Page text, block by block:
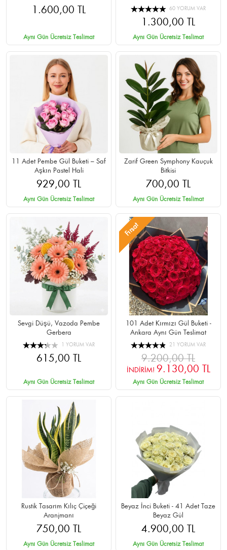
1.600,00 TL
Aynı Gün Ücretsiz Teslimat
60 YORUM VAR
1.300,00 TL
Aynı Gün Ücretsiz Teslimat
11 Adet Pembe Gül Buketi – Saf
Aşkın Pastel Hali
929,00 TL
Aynı Gün Ücretsiz Teslimat
Zarif Green Symphony Kauçuk
Bitkisi
700,00 TL
Aynı Gün Ücretsiz Teslimat
Sevgi Düşü, Vazoda Pembe
Gerbera
1 YORUM VAR
615,00 TL
Aynı Gün Ücretsiz Teslimat
Fırsat
101 Adet Kırmızı Gül Buketi -
Ankara Aynı Gün Teslimat
21 YORUM VAR
9.200,00 TL
İNDİRİM! 9.130,00 TL
Aynı Gün Ücretsiz Teslimat
Rustik Tasarım Kılıç Çiçeği
Aranjmanı
750,00 TL
Aynı Gün Ücretsiz Teslimat
Beyaz İnci Buketi - 41 Adet Taze
Beyaz Gül
4.900,00 TL
Aynı Gün Ücretsiz Teslimat